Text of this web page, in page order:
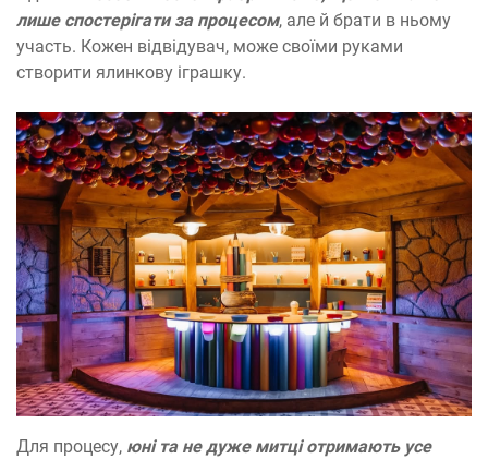
лише спостерігати за процесом, але й брати в ньому
участь. Кожен відвідувач, може своїми руками
створити ялинкову іграшку.
Для процесу, юні та не дуже митці отримають усе